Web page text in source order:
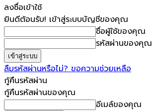
ลงชื่อเข้าใช้
ยินดีต้อนรับ! เข้าสู่ระบบบัญชีของคุณ
ชื่อผู้ใช้ของคุณ
รหัสผ่านของคุณ
ลืมรหัสผ่านหรือไม่? ขอความช่วยเหลือ
กู้คืนรหัสผ่าน
กู้คืนรหัสผ่านของคุณ
อีเมล์ของคุณ